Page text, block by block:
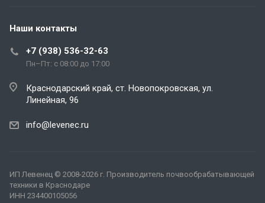
Наши контакты
+7 (938) 536-32-63
Пн–Пт: с 08:00 до 17:00
Краснодарский край, ст. Новопокровская, ул.
Линейная, 96
info@levenec.ru
ИП Левенец © 2008-2026 г. Производитель почвообрабатывающей
техники в Краснодаре
ИНН 234400105056